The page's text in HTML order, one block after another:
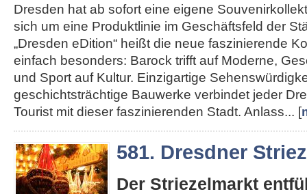
Dresden hat ab sofort eine eigene
sich um eine Produktlinie im Geschäftsfeld der
„Dresden eDition“ heißt die neue faszinierende
einfach besonders: Barock trifft auf Moderne,
und Sport auf Kultur. Einzigartige
geschichtsträchtige Bauwerke verbindet jeder
Tourist mit dieser faszinierenden Stadt. Anlass... [
581. Dresdner
Der Striezelmarkt